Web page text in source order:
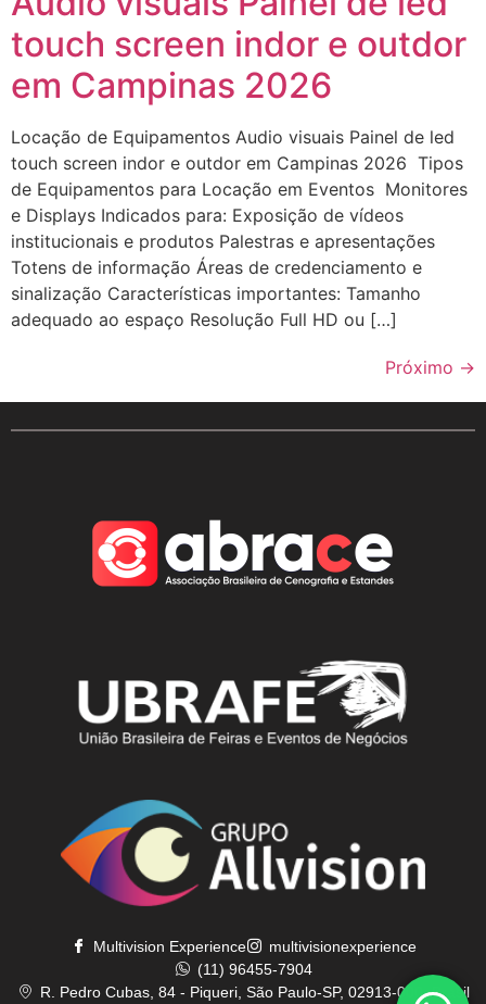
touch screen indor e outdor
em Campinas 2026
Locação de Equipamentos Audio visuais Painel de led
touch screen indor e outdor em Campinas 2026 Tipos
de Equipamentos para Locação em Eventos Monitores
e Displays Indicados para: Exposição de vídeos
institucionais e produtos Palestras e apresentações
Totens de informação Áreas de credenciamento e
sinalização Características importantes: Tamanho
adequado ao espaço Resolução Full HD ou […]
Próximo →
Multivision Experience
multivisionexperience
(11) 96455-7904
R. Pedro Cubas, 84 - Piqueri, São Paulo-SP, 02913-000, Brasil